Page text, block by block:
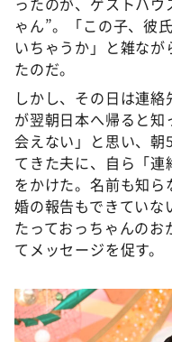
ゃん”。「この子、彼
いちゃうか」と雑な
たのだ。
しかし、その日は連
が翌朝日本へ帰ると
会えない」と思い、朝
てきた夫に、自ら「
をかけた。名前も知
婚の報告もできていな
たっておっちゃんのお
てメッセージを促す。